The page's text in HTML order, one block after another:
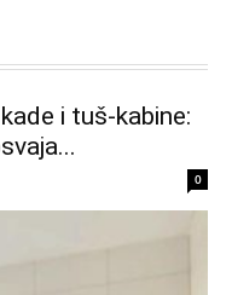
i tuš-kabine:
0